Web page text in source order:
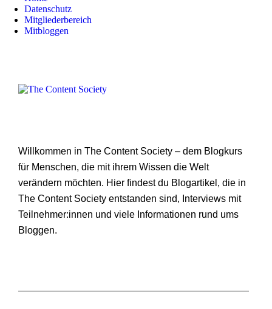
Datenschutz
Mitgliederbereich
Mitbloggen
Willkommen in The Content Society – dem Blogkurs
für Menschen, die mit ihrem Wissen die Welt
verändern möchten. Hier findest du Blogartikel, die in
The Content Society entstanden sind, Interviews mit
Teilnehmer:innen und viele Informationen rund ums
Bloggen.